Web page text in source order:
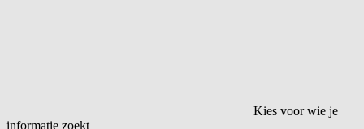
Kies voor wie je
informatie zoekt